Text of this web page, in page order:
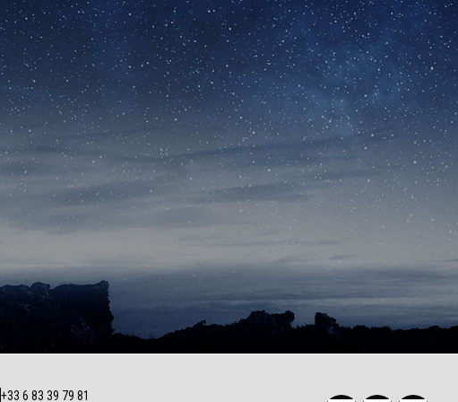
+33 6 83 39 79 81